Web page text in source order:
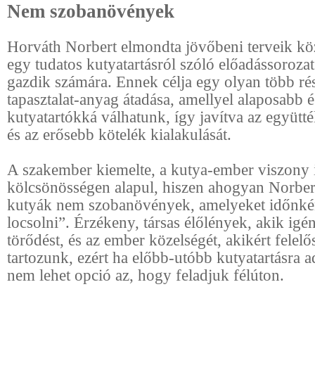
Nem szobanövények
Horváth Norbert elmondta jövőbeni terveik
egy tudatos kutyatartásról szóló
gazdik számára. Ennek célja egy olyan több
tapasztalat-anyag átadása, amellyel alaposabb
kutyatartókká válhatunk, így javítva az
és az erősebb kötelék kialakulását.
A szakember kiemelte, a kutya-ember
kölcsönösségen alapul, hiszen ahogyan
kutyák nem szobanövények, amelyeket
locsolni”. Érzékeny, társas élőlények, akik
törődést, és az ember közelségét, akikért
tartozunk, ezért ha előbb-utóbb kutyatartásra
nem lehet opció az, hogy feladjuk félúton.